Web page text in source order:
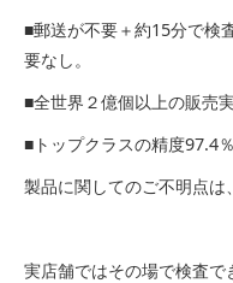
■郵送が不要＋約15分で検
要なし。
■全世界２億個以上の販売
■トップクラスの精度97.4％
製品に関してのご不明点は、
実店舗ではその場で検査